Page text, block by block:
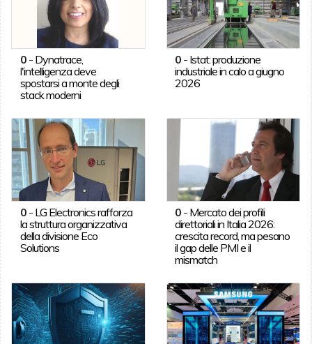
0- Dynatrace,
l'intelligenza deve
spostarsi a monte degli
stack moderni
0 - Istat: produzione
industriale in calo a giugno
2026
0- LG Electronics rafforza
la struttura organizzativa
della divisione Eco
Solutions
0 - Mercato dei profili
direttoriali in Italia 2026:
crescita record, ma pesano
il gap delle PMI e il
mismatch